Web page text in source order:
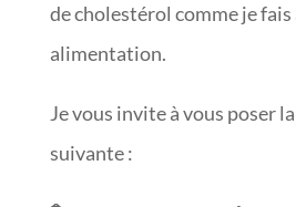
de cholestérol comme je
alimentation.
Je vous invite à vous poser
suivante :